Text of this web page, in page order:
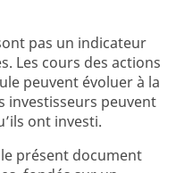
pas un indicateur
Les cours des actions
peuvent évoluer à la
investisseurs peuvent
ont investi.
présent document